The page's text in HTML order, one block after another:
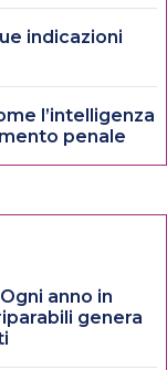
indicazioni
l’intelligenza
penale
anno in
genera